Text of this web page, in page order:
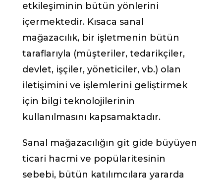
etkileşiminin bütün yönlerini
içermektedir. Kısaca sanal
mağazacılık, bir işletmenin bütün
taraflarıyla (müşteriler, tedarikçiler,
devlet, işçiler, yöneticiler, vb.) olan
iletişimini ve işlemlerini geliştirmek
için bilgi teknolojilerinin
kullanılmasını kapsamaktadır.
Sanal mağazacılığın git gide büyüyen
ticari hacmi ve popülaritesinin
sebebi, bütün katılımcılara yararda